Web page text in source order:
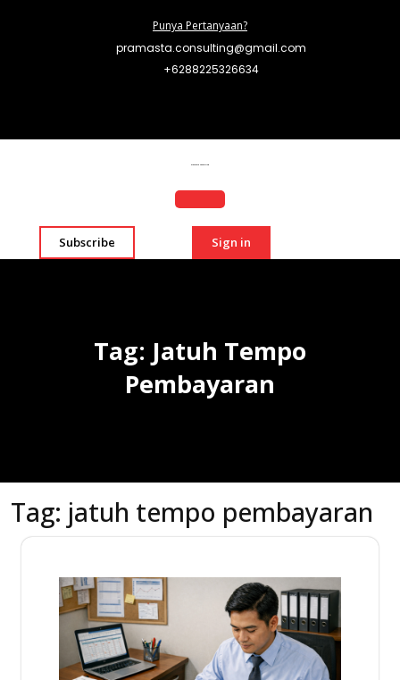
Punya Pertanyaan?
pramasta.consulting@gmail.com
+6288225326634
Pramasta Consulting
Subscribe Sign in
Tag: Jatuh Tempo
Pembayaran
Tag: jatuh tempo pembayaran